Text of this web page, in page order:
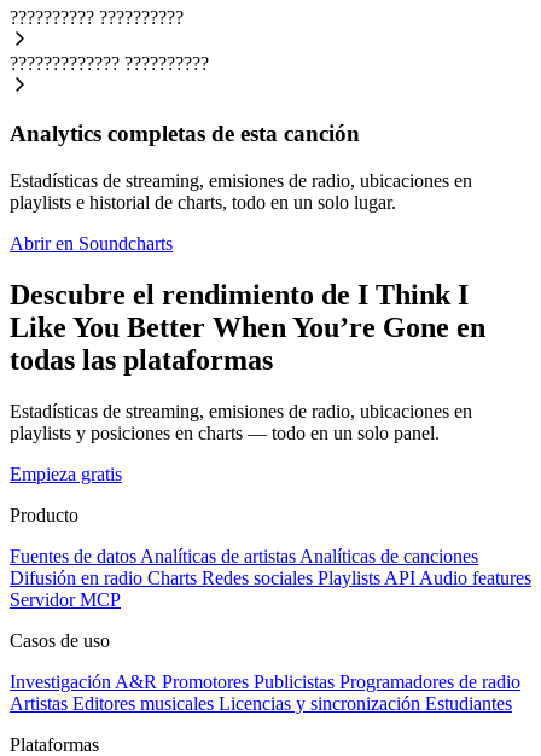
?????????? ??????????
????????????? ??????????
Analytics completas de esta canción
Estadísticas de streaming, emisiones de radio, ubicaciones en
playlists e historial de charts, todo en un solo lugar.
Abrir en Soundcharts
Descubre el rendimiento de I Think I
Like You Better When You’re Gone en
todas las plataformas
Estadísticas de streaming, emisiones de radio, ubicaciones en
playlists y posiciones en charts — todo en un solo panel.
Empieza gratis
Producto
Fuentes de datos Analíticas de artistas Analíticas de canciones
Difusión en radio Charts Redes sociales Playlists API Audio features
Servidor MCP
Casos de uso
Investigación A&R Promotores Publicistas Programadores de radio
Artistas Editores musicales Licencias y sincronización Estudiantes
Plataformas